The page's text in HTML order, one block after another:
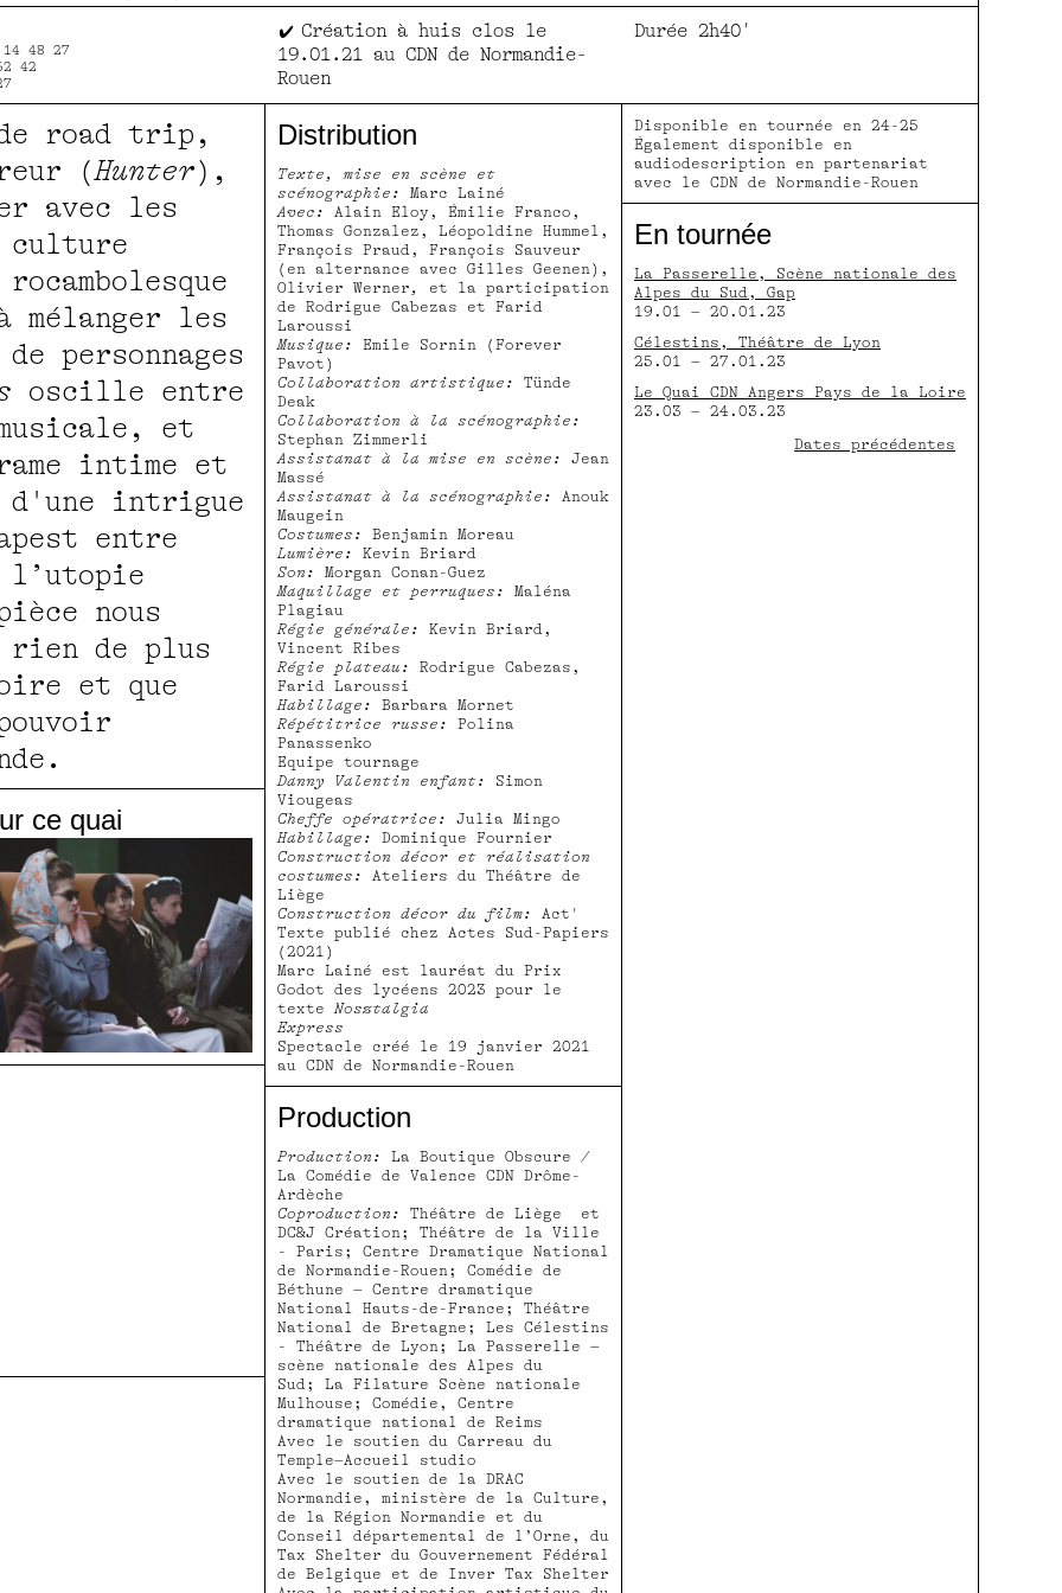
fullscreen
48 27
42
Création à huis clos le
19.01.21 au CDN de Normandie-
Rouen
Durée 2h40'
road trip,
(Hunter),
avec les
culture
mélanger les
personnages
oscille entre
et
intime et
intrigue
entre
l’utopie
nous
de plus
et que
ce quai
Distribution
Texte, mise en scène et
scénographie:
Marc Lainé
Avec:
Alain Eloy, Émilie Franco,
Thomas Gonzalez, Léopoldine Hummel,
François Praud, François Sauveur
(en alternance avec Gilles Geenen),
Olivier Werner , et la participation
de Rodrigue Cabezas et Farid
Laroussi
Musique:
Emile Sornin (Forever
Pavot)
Collaboration artistique:
Tünde
Deak
Collaboration à la scénographie:
Stephan Zimmerli
Assistanat à la mise en scène:
Jean
Massé
Assistanat à la scénographie:
Anouk
Maugein
Costumes:
Benjamin Moreau
Lumière:
Kevin Briard
Son:
Morgan Conan-Guez
Maquillage et perruques:
Maléna
Plagiau
Régie générale:
Kevin Briard,
Vincent Ribes
Régie plateau:
Rodrigue Cabezas,
Farid Laroussi
Habillage:
Barbara Mornet
Répétitrice russe:
Polina
Panassenko
Equipe tournage
Danny Valentin enfant:
Simon
Viougeas
Cheffe opératrice:
Julia Mingo
Habillage:
Dominique Fournier
Construction décor et réalisation
costumes: Ateliers du Théâtre de
Liège
Construction décor du film: Act'
Texte publié chez Actes Sud-Papiers
(2021)
Marc Lainé est lauréat du Prix
Godot des lycéens 2023 pour le
texteNosztalgia
Express
Spectacle créé le 19 janvier 2021
au CDN de Normandie-Rouen
Production
Production:
La Boutique Obscure /
La Comédie de Valence CDN Drôme-
Ardèche
Coproduction:
Théâtre de Liège et
DC&J Création; Théâtre de la Ville
- Paris; Centre Dramatique National
de Normandie-Rouen; Comédie de
Béthune – Centre dramatique
National Hauts-de-France; Théâtre
National de Bretagne; Les Célestins
- Théâtre de Lyon; La Passerelle –
scène nationale des Alpes du
Sud; La Filature Scène nationale
Mulhouse; Comédie, Centre
dramatique national de Reims
Avec le soutien du Carreau du
Temple–Accueil studio
Avec le soutien de la DRAC
Normandie, ministère de la Culture,
de la Région Normandie et du
Conseil départemental de l’Orne, du
Tax Shelter du Gouvernement Fédéral
de Belgique et de Inver Tax Shelter
Disponible en tournée en 24-25
Également disponible en
audiodescription en partenariat
avec le CDN de Normandie-Rouen
En tournée
La Passerelle, Scène nationale des
Alpes du Sud, Gap
19.01 – 20.01.23
Célestins, Théâtre de Lyon
25.01 – 27.01.23
Le Quai CDN Angers Pays de la Loire
23.03 – 24.03.23
Dates précédentes